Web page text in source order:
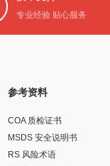
专业经验 贴心服务
参考资料
COA 质检证书
MSDS 安全说明书
RS 风险术语